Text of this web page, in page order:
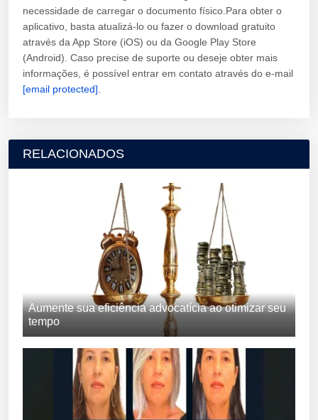
necessidade de carregar o documento físico.Para obter o
aplicativo, basta atualizá-lo ou fazer o download gratuito
através da App Store (iOS) ou da Google Play Store
(Android). Caso precise de suporte ou deseje obter mais
informações, é possível entrar em contato através do e-mail
[email protected]
RELACIONADOS
Aumente sua eficiência advocatícia ao otimizar seu
tempo